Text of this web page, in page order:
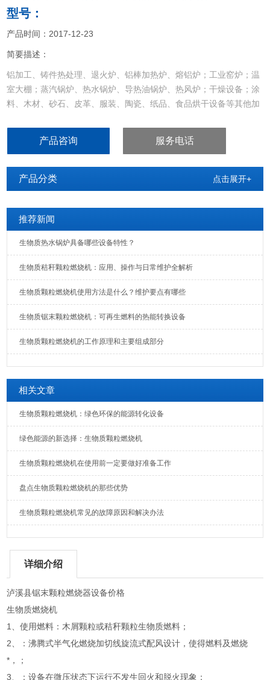
型号：
产品时间：2017-12-23
简要描述：
铝加工、铸件热处理、退火炉、铝棒加热炉、熔铝炉；工业窑炉；温
室大棚；蒸汽锅炉、热水锅炉、导热油锅炉、热风炉；干燥设备；涂
料、木材、砂石、皮革、服装、陶瓷、纸品、食品烘干设备等其他加
产品咨询 服务电话
产品分类 点击展开+
推荐新闻
生物质热水锅炉具备哪些设备特性？
生物质秸秆颗粒燃烧机：应用、操作与日常维护全解析
生物质颗粒燃烧机使用方法是什么？维护要点有哪些
生物质锯末颗粒燃烧机：可再生燃料的热能转换设备
生物质颗粒燃烧机的工作原理和主要组成部分
相关文章
生物质颗粒燃烧机：绿色环保的能源转化设备
绿色能源的新选择：生物质颗粒燃烧机
生物质颗粒燃烧机在使用前一定要做好准备工作
盘点生物质颗粒燃烧机的那些优势
生物质颗粒燃烧机常见的故障原因和解决办法
详细介绍
泸溪县锯末颗粒燃烧器设备价格
生物质燃烧机
1、使用燃料：木屑颗粒或秸秆颗粒生物质燃料；
2、：沸腾式半气化燃烧加切线旋流式配风设计，使得燃料及燃烧
*，；
3、：设备在微压状态下运行不发生回火和脱火现象；